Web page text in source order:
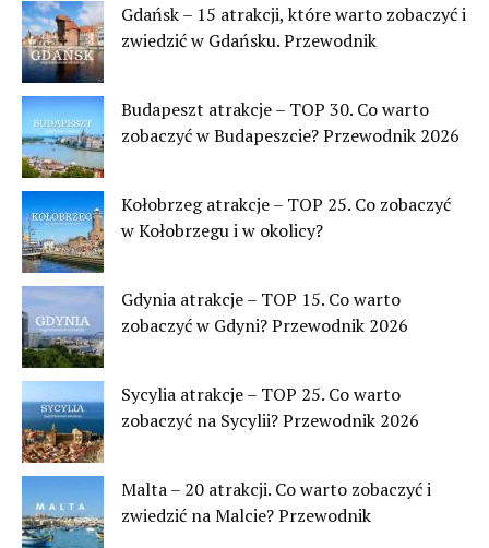
Gdańsk – 15 atrakcji, które warto zobaczyć i
zwiedzić w Gdańsku. Przewodnik
Budapeszt atrakcje – TOP 30. Co warto
zobaczyć w Budapeszcie? Przewodnik 2026
Kołobrzeg atrakcje – TOP 25. Co zobaczyć
w Kołobrzegu i w okolicy?
Gdynia atrakcje – TOP 15. Co warto
zobaczyć w Gdyni? Przewodnik 2026
Sycylia atrakcje – TOP 25. Co warto
zobaczyć na Sycylii? Przewodnik 2026
Malta – 20 atrakcji. Co warto zobaczyć i
zwiedzić na Malcie? Przewodnik